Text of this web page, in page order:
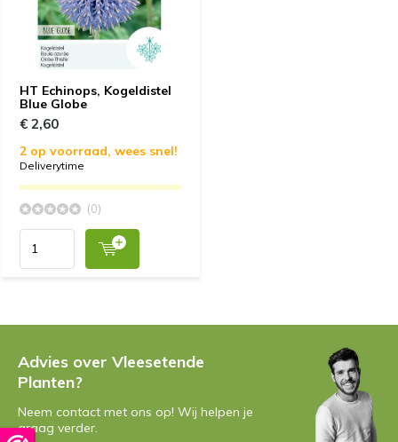
HT Echinops, Kogeldistel
Blue Globe
€ 2,60
2 op voorraad, wees snel!
Deliverytime
(0)
Advies over Vleesetende
Planten?
Neem contact met ons op! Wij helpen je
graag verder.